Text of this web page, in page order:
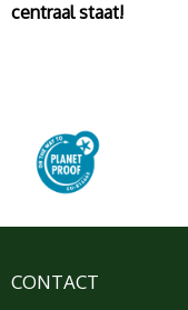
centraal staat!
CONTACT